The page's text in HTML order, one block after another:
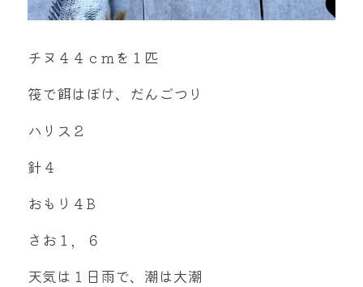
チヌ４４ｃｍを１匹
筏で餌はぼけ、だんごつり
ハリス２
針４
おもり４B
さお１，６
天気は１日雨で、潮は大潮